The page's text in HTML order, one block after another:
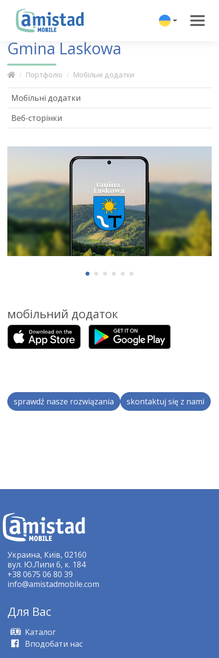
Gmina Laskowa
Портфоліо Мобільні додатки
мобільний додаток
sprawdź nasze rozwiązania skontaktuj się z nami
Мобільні додатки
Веб-сторінки
Украина, Київ, 02160
вул. Ю.Липи 6, к. 184
+38 0675 06 80 39
info@amistadmobile.com
Для Bас
Kаталог
Вподобати нас